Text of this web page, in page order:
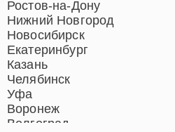
Ростов-на-Дону
Нижний Новгород
Новосибирск
Екатеринбург
Казань
Челябинск
Уфа
Воронеж
Волгоград